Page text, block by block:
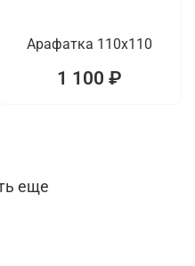
Арафатка 110x110
1 100 ₽
еще